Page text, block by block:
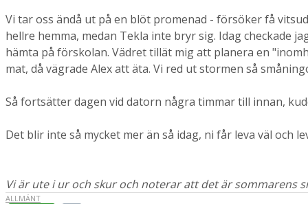
Vi tar oss ändå ut på en blöt promenad - försöker få
hellre hemma, medan Tekla inte bryr sig. Idag checkade
hämta på förskolan. Vädret tillät mig att planera en
mat, då vägrade Alex att äta. Vi red ut stormen så
Så fortsätter dagen vid datorn några timmar till innan,
Det blir inte så mycket mer än så idag, ni får leva väl och
Vi är ute i ur och skur och noterar att det är sommarens
ALLMÄNT